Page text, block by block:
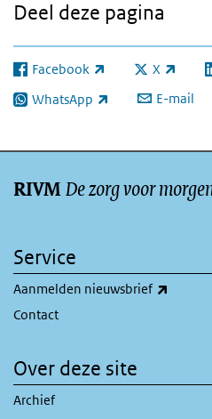
Deel deze pagina
Facebook
(externe link) X
(externe link)
WhatsApp
(externe link) E-mail
RIVMDe zorg voor
Service
Aanmelden nieuwsbrief
Contact
Over deze site
Archief